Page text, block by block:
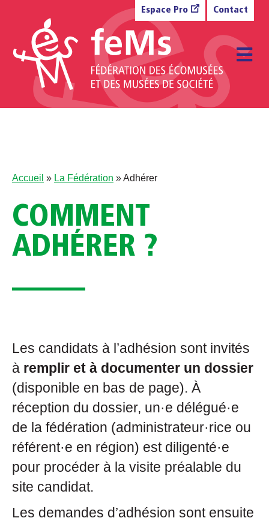
Espace Pro Contact
Accueil » La Fédération »Adhérer
COMMENT
ADHÉRER ?
Les candidats à l’adhésion sont invités
à remplir et à documenter un dossier
(disponible en bas de page). À
réception du dossier, un·e délégué·e
de la fédération (administrateur·rice ou
référent·e en région) est diligenté·e
pour procéder à la visite préalable du
site candidat.
Les demandes d’adhésion sont ensuite